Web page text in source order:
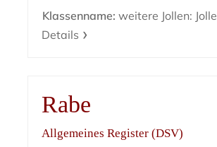
Klassenname: weitere Jollen: Jolle
Details
Rabe
Allgemeines Register (DSV)